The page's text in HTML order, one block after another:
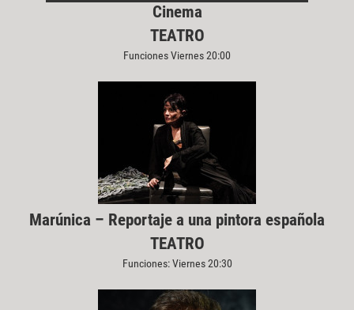
Cinema
TEATRO
Funciones Viernes 20:00
Marúnica – Reportaje a una pintora española
TEATRO
Funciones: Viernes 20:30